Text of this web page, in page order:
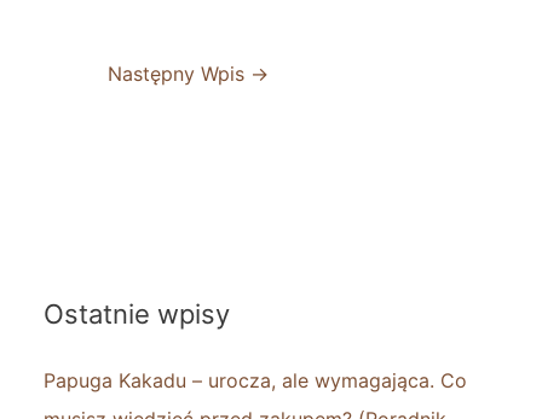
Następny Wpis →
Ostatnie wpisy
Papuga Kakadu – urocza, ale wymagająca. Co